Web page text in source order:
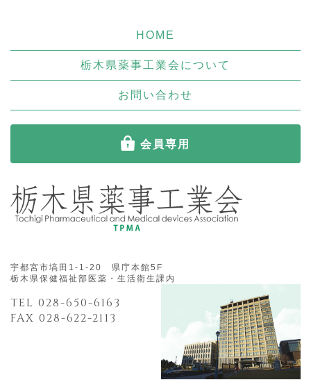
HOME
栃木県薬事工業会について
お問い合わせ
会員専用
宇都宮市塙田1-1-20 県庁本館5F
栃木県保健福祉部医薬・生活衛生課内
TEL 028-650-6163
FAX 028-622-2113